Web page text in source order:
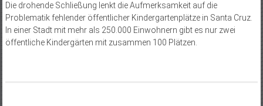
Die drohende Schließung lenkt die Aufmerksamkeit auf die
Problematik fehlender öffentlicher Kindergartenplätze in Santa Cruz.
In einer Stadt mit mehr als 250.000 Einwohnern gibt es nur zwei
öffentliche Kindergärten mit zusammen 100 Plätzen.